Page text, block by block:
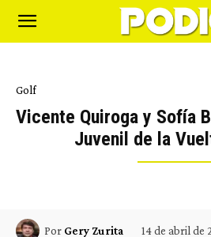
Golf
Vicente Quiroga y Sofía
Juvenil de la
Por Gery Zurita 14 de abril de